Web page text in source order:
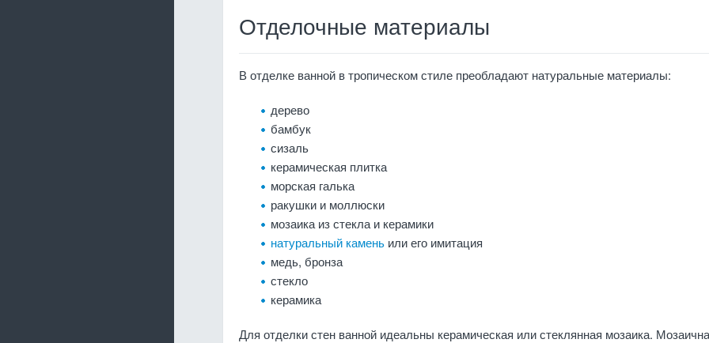
Отделочные материалы
В отделке ванной в тропическом стиле преобладают натуральные материалы:
дерево
бамбук
сизаль
керамическая плитка
морская галька
ракушки и моллюски
мозаика из стекла и керамики
натуральный камень или его имитация
медь, бронза
стекло
керамика
Для отделки стен ванной идеальны керамическая или стеклянная мозаика.